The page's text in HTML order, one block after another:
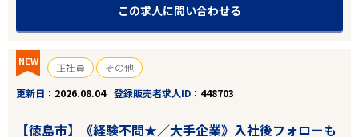
この求人に問い合わせる
NEW 正社員
その他
更新日
2026.08.04 登録販売者求人ID 448703
【徳島市】《経験不問★／大手企業》入社後フォローも